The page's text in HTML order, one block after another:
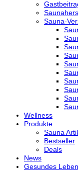
Sauna-
Wellness
Produkte
Sauna
Bestseller
Deals
News
Gesundes Leben